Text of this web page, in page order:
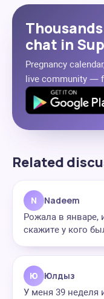
chat in
Pregnancy
live community —
Related
N Nadeem
Рожала в январе,
скажите у кого
Ю Юлдыз
У меня 39 неделя